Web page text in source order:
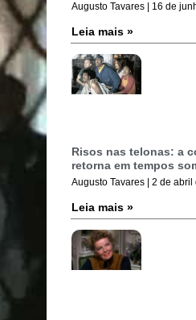
Augusto Tavares 16 de
Leia mais »
Risos nas telonas: a
retorna em tempos
Augusto Tavares 2 de abril
Leia mais »